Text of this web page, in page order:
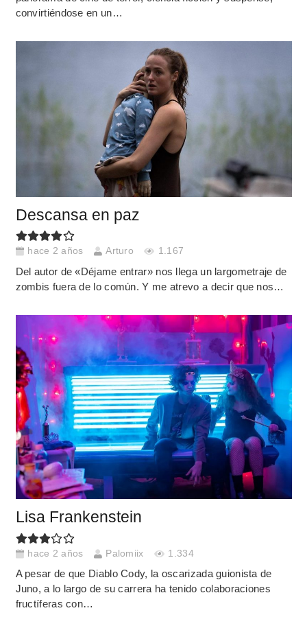
convirtiéndose en un…
Descansa en paz
hace 2 años Arturo 1.167
Del autor de «Déjame entrar» nos llega un largometraje de
zombis fuera de lo común. Y me atrevo a decir que nos…
Lisa Frankenstein
hace 2 años Palomiix 1.334
A pesar de que Diablo Cody, la oscarizada guionista de
Juno, a lo largo de su carrera ha tenido colaboraciones
fructíferas con…